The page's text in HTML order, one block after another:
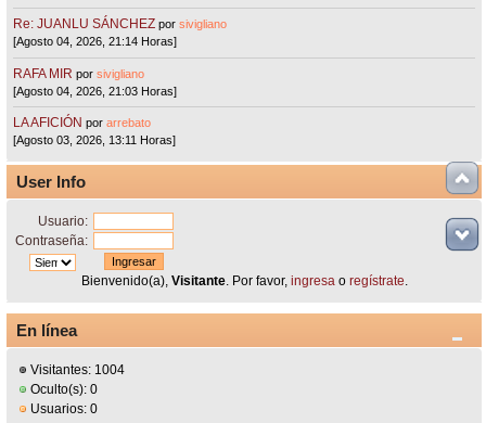
Re: JUANLU SÁNCHEZ porsivigliano
[Agosto 04, 2026, 21:14 Horas]
RAFA MIR porsivigliano
[Agosto 04, 2026, 21:03 Horas]
LA AFICIÓN porarrebato
[Agosto 03, 2026, 13:11 Horas]
User Info
Usuario:
Contraseña:
Bienvenido(a), Visitante. Por favor, ingresao regístrate.
En línea
Visitantes: 1004
Oculto(s): 0
Usuarios: 0